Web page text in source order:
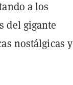
a los
del gigante
nostálgicas y